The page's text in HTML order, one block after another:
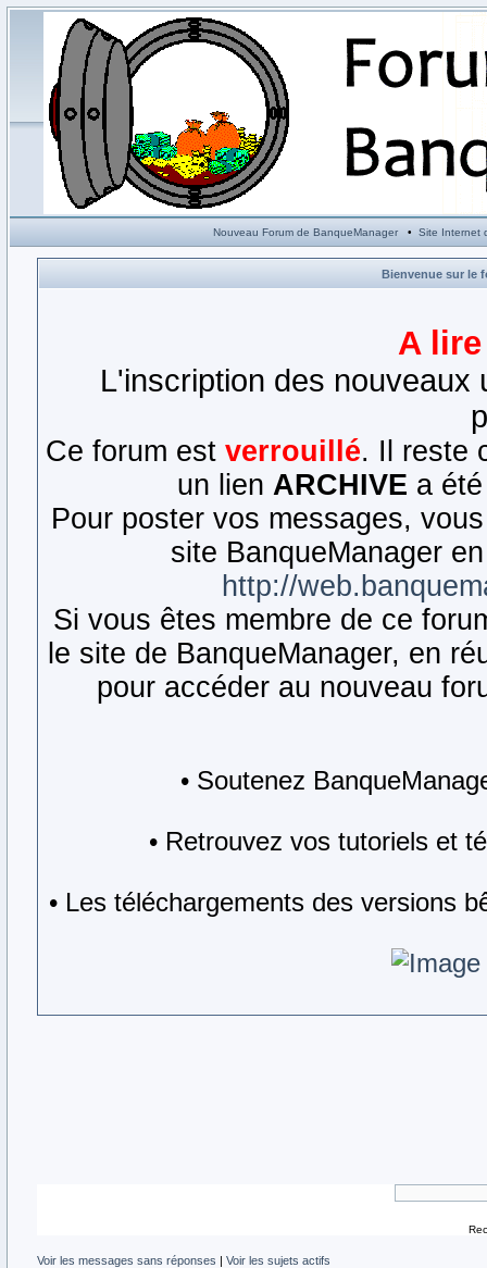
Nouveau Forum de BanqueManager• Site Internet
Bienvenue sur le
A
L'inscription des
Ce forum est verrouillé. Il reste
un lien ARCHIVE a
Pour poster vos messages,
site BanqueManager
http://
Si vous êtes membre de ce
le site de BanqueManager, en
pour accéder au nouveau
• Soutenez
• Retrouvez vos tutoriels et
• Les téléchargements des versions
Voir les messages sans réponses | Voir les sujets actifs